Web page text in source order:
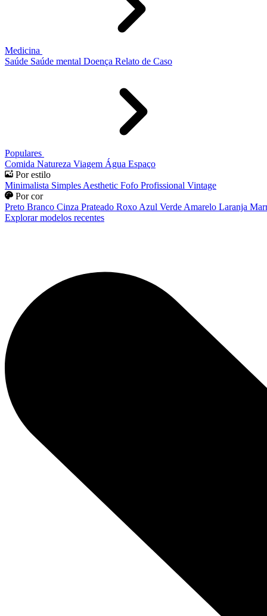
Medicina
Saúde Saúde mental Doença Relato de Caso
Populares
Comida Natureza Viagem Água Espaço
Por estilo
Minimalista Simples Aesthetic Fofo Profissional Vintage
Por cor
Preto Branco Cinza Prateado Roxo Azul Verde Amarelo Laranja
Explorar modelos recentes